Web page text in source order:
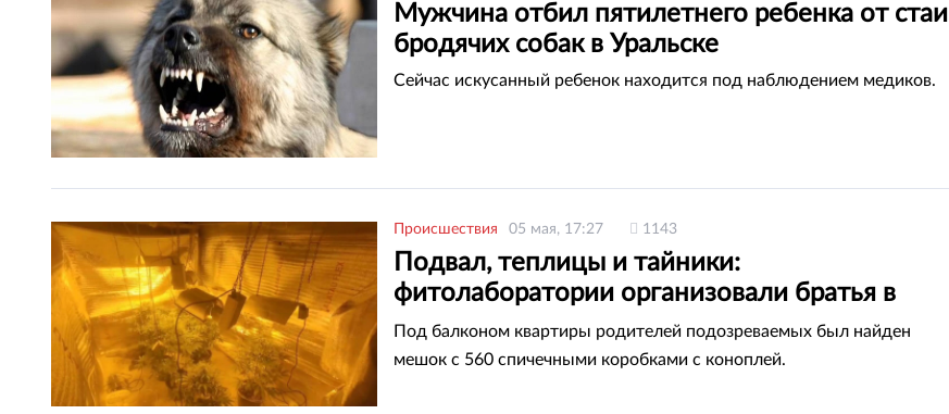
Мужчина отбил пятилетнего ребенка от стаи
бродячих собак в Уральске
Сейчас искусанный ребенок находится под наблюдением медиков.
Происшествия 05 мая, 17:27 1143
Подвал, теплицы и тайники:
фитолаборатории организовали братья в
Уральске
Под балконом квартиры родителей подозреваемых был найден
мешок с 560 спичечными коробками с коноплей.